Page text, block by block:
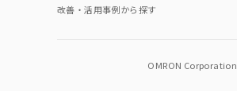
改善・活用事例から探す
OMRON Corporation